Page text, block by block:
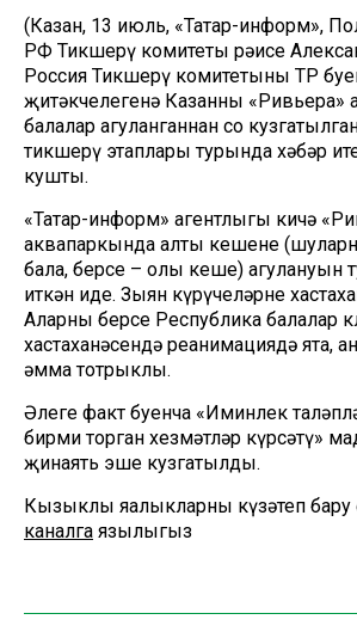
(Казан, 13 июль, «Татар-информ»,
РФ Тикшерү комитеты рәисе
Россия Тикшерү комитетының ТР
җитәкчелегенә Казанның «Ривьера»
балалар агуланганнан соң
тикшерү этаплары турында хәбәр
кушты.
«Татар-информ» агентлыгы кичә
аквапаркында алты кешенең
бала, берсе – олы кеше) агулануын
иткән иде. Зыян күрүчеләрне
Аларның берсе Республика балалар
хастаханәсендә реанимациядә ята,
әмма тотрыклы.
Әлеге факт буенча «Иминлек
бирми торган хезмәтләр күрсәтү»
җинаять эше кузгатылды.
Кызыклы яңалыкларны күзәтеп бару
каналга язылыгыз